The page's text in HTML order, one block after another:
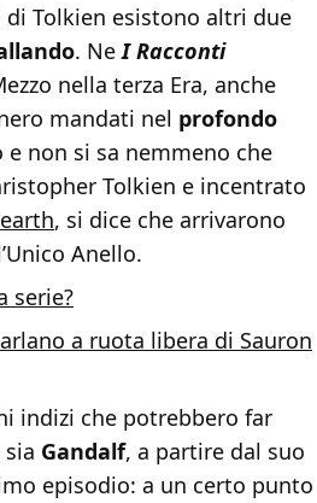
Tolkien esistono altri due
. NeI Racconti
nella terza Era, anche
mandati nel profondo
non si sa nemmeno che
Tolkien e incentrato
, si dice che arrivarono
Anello.
serie?
a ruota libera di Sauron
indizi che potrebbero far
Gandalf, a partire dal suo
episodio: a un certo punto